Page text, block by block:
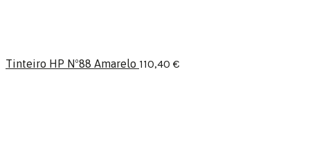
Tinteiro HP Nº88 Amarelo 110,40 €